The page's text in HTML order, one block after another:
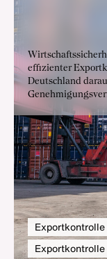
effizienter
Deutschland
transparent
handlungsfähig
Exportkontrolle
Exportkontrolle